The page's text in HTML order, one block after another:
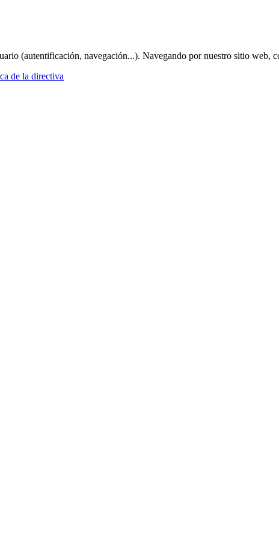
(autentificación, navegación...). Navegando por nuestro sitio web,
de la directiva